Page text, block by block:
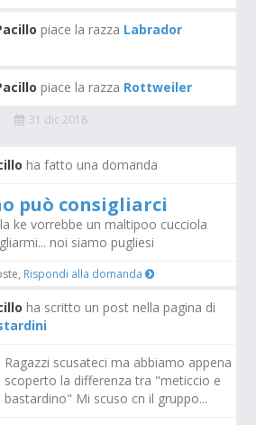
piace la razza Labrador
piace la razza Rottweiler
31 dic 2018
ha fatto una domanda
può consigliarci
ke vorrebbe un maltipoo cucciola
noi siamo pugliesi
Rispondi alla domanda
ha scritto un post nella pagina di
Ragazzi scusateci ma abbiamo appena
scoperto la differenza tra "meticcio e
bastardino" Mi scuso cn il gruppo...